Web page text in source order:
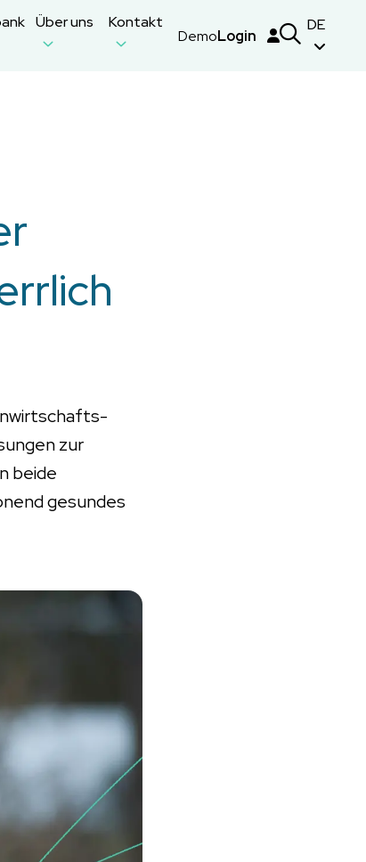
Über uns Kontakt
DemoLogin
DE
zur
beide
gesundes